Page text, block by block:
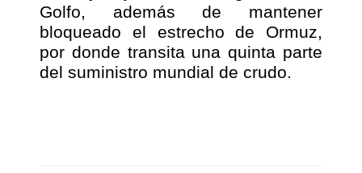
Golfo, además de mantener
bloqueado el estrecho de Ormuz,
por donde transita una quinta parte
del suministro mundial de crudo.